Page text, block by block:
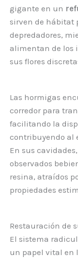
gigante en un
sirven de hábitat
depredadores,
alimentan de los
sus flores
Las hormigas
corredor para
facilitando la
contribuyendo al
En sus
observados
resina, atraídos
propiedades
Restauración de
El sistema
un papel vital en